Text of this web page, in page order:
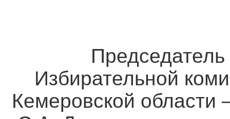
Председатель
Избирательной
Кемеровской